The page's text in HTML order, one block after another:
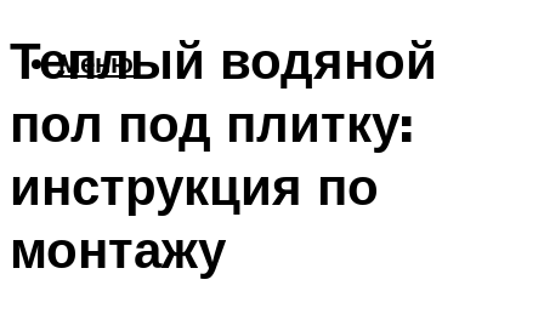
Меню
Теплый водяной
пол под плитку:
инструкция по
монтажу